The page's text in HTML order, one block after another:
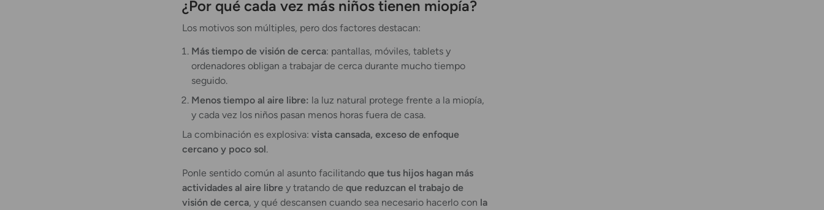
¿Por qué cada vez más niños tienen miopía?
Los motivos son múltiples, pero dos factores destacan:
Más tiempo de visión de cerca: pantallas, móviles, tablets y
ordenadores obligan a trabajar de cerca durante mucho tiempo
seguido.
Menos tiempo al aire libre: la luz natural protege frente a la miopía,
y cada vez los niños pasan menos horas fuera de casa.
La combinación es explosiva: vista cansada, exceso de enfoque
cercano y poco sol.
Ponle sentido común al asunto facilitando que tus hijos hagan más
actividades al aire libre y tratando de que reduzcan el trabajo de
visión de cerca, y qué descansen cuando sea necesario hacerlo con la